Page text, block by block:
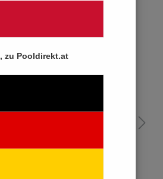
zu Pooldirekt.at